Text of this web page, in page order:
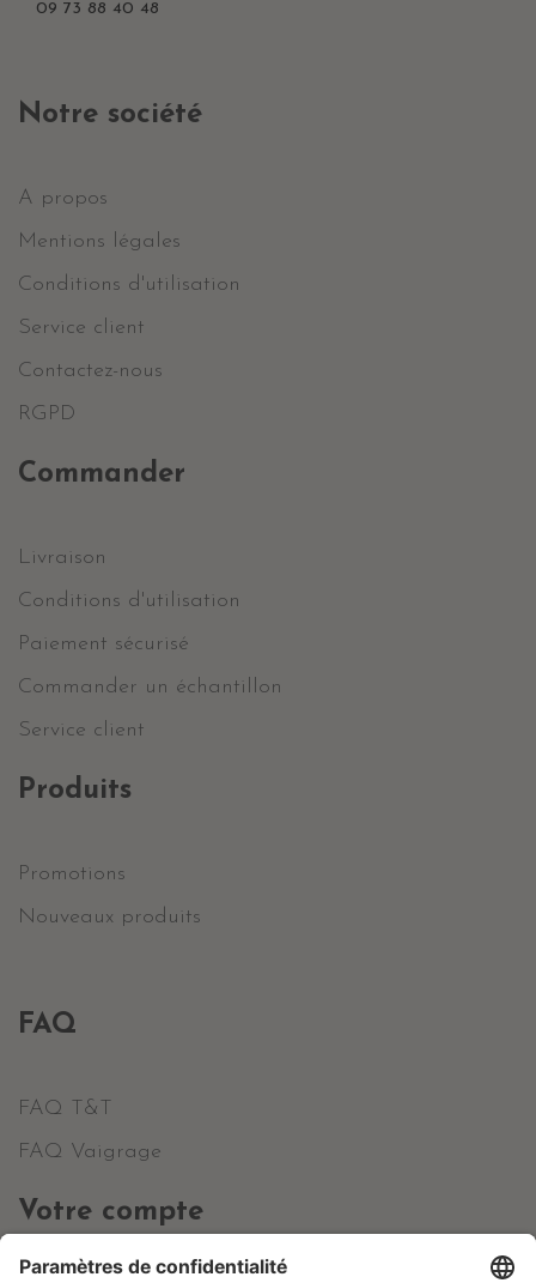
09 73 88 40 48
Notre société
A propos
Mentions légales
Conditions d'utilisation
Service client
Contactez-nous
RGPD
Commander
Livraison
Conditions d'utilisation
Paiement sécurisé
Commander un échantillon
Service client
Produits
Promotions
Nouveaux produits
FAQ
FAQ T&T
FAQ Vaigrage
Votre compte